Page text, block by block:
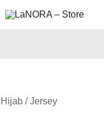
Hijab /Jersey